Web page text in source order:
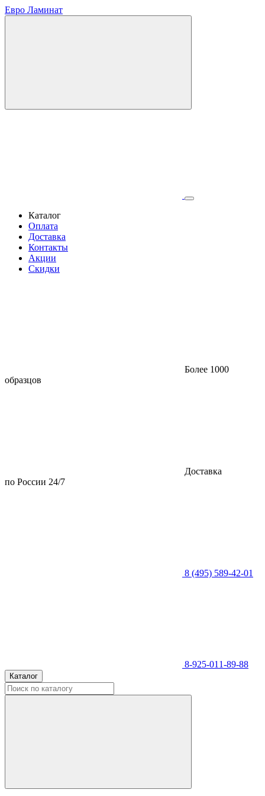
Евро Ламинат
Каталог
Оплата
Доставка
Контакты
Акции
Скидки
Более 1000
образцов
Доставка
по России 24/7
8 (495) 589-42-01
8-925-011-89-88
Каталог